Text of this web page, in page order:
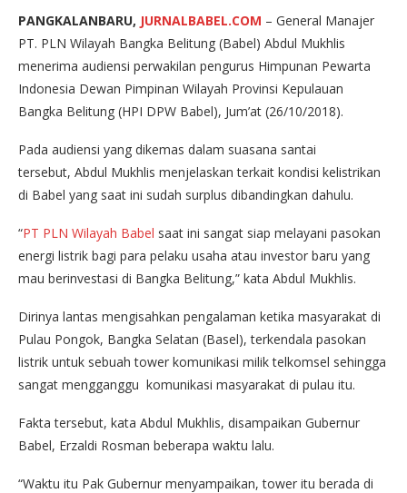
PANGKALANBARU, JURNALBABEL.COM – General Manajer
PT. PLN Wilayah Bangka Belitung (Babel) Abdul Mukhlis
menerima audiensi perwakilan pengurus Himpunan Pewarta
Indonesia Dewan Pimpinan Wilayah Provinsi Kepulauan
Bangka Belitung (HPI DPW Babel), Jum’at (26/10/2018).
Pada audiensi yang dikemas dalam suasana santai
tersebut, Abdul Mukhlis menjelaskan terkait kondisi kelistrikan
di Babel yang saat ini sudah surplus dibandingkan dahulu.
“PT PLN Wilayah Babel saat ini sangat siap melayani pasokan
energi listrik bagi para pelaku usaha atau investor baru yang
mau berinvestasi di Bangka Belitung,” kata Abdul Mukhlis.
Dirinya lantas mengisahkan pengalaman ketika masyarakat di
Pulau Pongok, Bangka Selatan (Basel), terkendala pasokan
listrik untuk sebuah tower komunikasi milik telkomsel sehingga
sangat mengganggu komunikasi masyarakat di pulau itu.
Fakta tersebut, kata Abdul Mukhlis, disampaikan Gubernur
Babel, Erzaldi Rosman beberapa waktu lalu.
“Waktu itu Pak Gubernur menyampaikan, tower itu berada di